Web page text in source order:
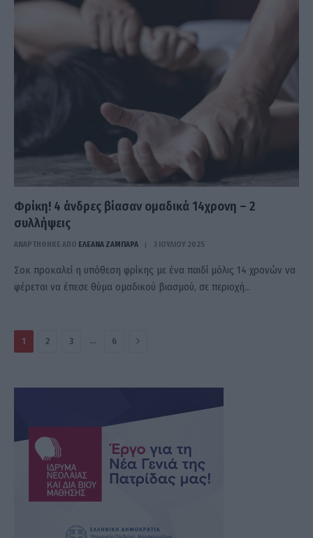
Φρίκη! 4 άνδρες βίασαν ομαδικά 14χρονη – 2
συλλήψεις
ΑΝΑΡΤΗΘΗΚΕ ΑΠΟ ΕΛΕΑΝΑ ΖΑΜΠΑΡΑ 3 ΙΟΥΛΊΟΥ 2025
Σοκ προκαλεί η υπόθεση φρίκης με ένα παιδί μόλις 14 χρονών να
φέρεται να έπεσε θύμα ομαδικού βιασμού, σε περιοχή…
1 2 3 … 6 Επόμενο